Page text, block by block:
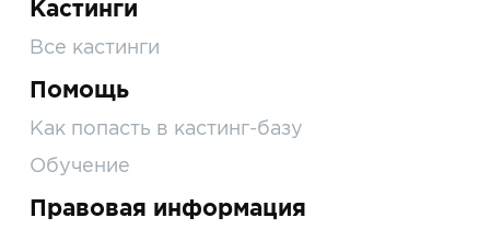
Кастинги
Все кастинги
Помощь
Как попасть в кастинг-базу
Обучение
Правовая информация